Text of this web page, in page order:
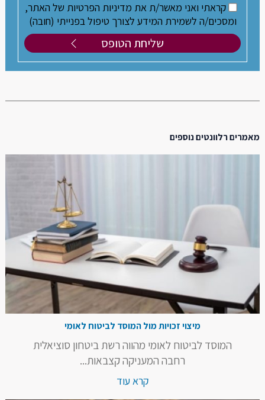
קראתי ואני מאשר/ת את מדיניות הפרטיות של האתר,
ומסכים/ה לשמירת המידע לצורך טיפול בפנייתי (חובה)
מאמרים רלוונטים נוספים
מיצוי זכויות מול המוסד לביטוח לאומי
המוסד לביטוח לאומי מהווה רשת ביטחון סוציאלית
רחבה המעניקה קצבאות...
קרא עוד